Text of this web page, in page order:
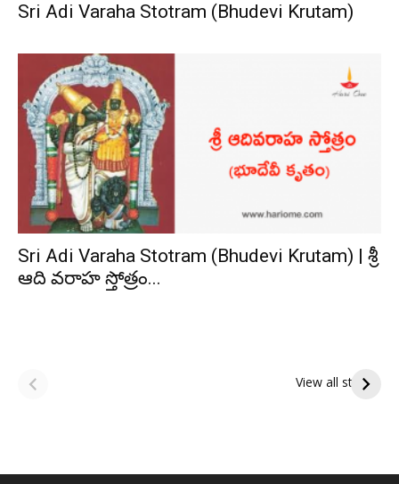
Sri Adi Varaha Stotram (Bhudevi Krutam)
Sri Adi Varaha Stotram (Bhudevi Krutam) | శ్రీ
ఆది వరాహ స్తోత్రం...
View all stories
పితృదేవతల ఆశీర్వాదం
పొందే పవిత్ర రోజు
ఇంద్రకీలాద్రి గిరి ప్రదక్షిణ